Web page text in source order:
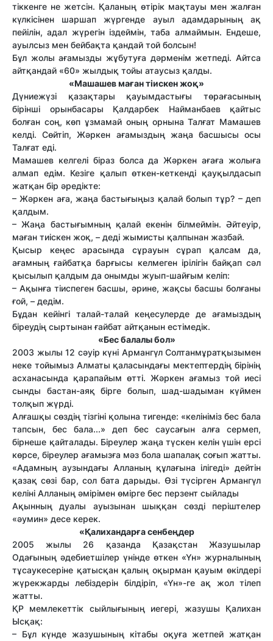
тіккенге не жетсін. Қаланың өтірік мақтауы мен жалған
күлкісінен шаршап жүргенде ауыл адамдарының ақ
пейілін, адал жүрегін іздеймін, таба алмаймын. Ендеше,
ауылсыз мен бейбақта қандай той болсын!
Бұл жолы ағамызды жұбутуға дәрменім жетпеді. Айтса
айтқандай «60» жылдық тойы атаусыз қалды.
«Машашев маған тіискен жоқ»
Дүниежүзі қазақтары қауымдастығы төрағасының
бірінші орынбасары Қалдарбек Найманбаев қайтыс
болған соң, көп ұзмамай оның орнына Талғат Мамашев
келді. Сөйтіп, Жәркен ағамыздың жаңа басшысы осы
Талғат еді.
Мамашев келгелі біраз болса да Жәркен ағаға жолыға
алмап едім. Кезіге қалып өткен-кеткенді қауқылдасып
жатқан бір әредікте:
– Жәркен аға, жаңа бастығыңыз қалай болып тұр? – деп
қалдым.
– Жаңа бастығымның қалай екенін білмеймін. Әйтеуір,
маған тиіскен жоқ, – деді жымисты қалпынан жазбай.
Қысыр кеңес арасында сұрауын сұрап қалсам да,
ағамның ғайбатқа барғысы келмеген ірілігін байқап сәл
қысылып қалдым да онымды жуып-шайғым келіп:
– Ақынға тіиспеген басшы, әрине, жақсы басшы болғаны
ғой, – дедім.
Бұдан кейінгі талай-талай кеңесулерде де ағамыздың
біреудің сыртынан ғайбат айтқанын естімедік.
«Бес балалы бол»
2003 жылы 12 сәуір күні Армангүл Солтанмұратқызымен
неке тойымыз Алматы қаласындағы мектептердің бірінің
асханасында қарапайым өтті. Жәркен ағамыз той иесі
сынды бастан-аяқ бірге болып, шад-шадыман күймен
толқып жүрді.
Алғашқы сөздің тізгіні қолына тигенде: «келініміз бес бала
тапсын, бес бала...» деп бес саусағын алға сермеп,
бірнеше қайталады. Біреулер жаңа түскен келін үшін ерсі
көрсе, біреулер ағамызға мәз бола шапалақ соғып жатты.
«Адамның аузындағы Алланың құлағына ілігеді» дейтін
қазақ сөзі бар, сол бата дарыды. Өзі түсірген Армангүл
келіні Алланың әмірімен өмірге бес перзент сыйлады
Ақынның дуалы ауызынан шыққан сөзді періштелер
«әумин» десе керек.
«Қалихандарға сенбеңдер
2005 жылы 26 қазанда Қазақстан Жазушылар
Одағының әдебиетшілер үнінде өткен «Үн» журналының
тұсаукесеріне қатысқан қалың оқырман қауым өкілдері
жүрекжарды лебіздерін білдіріп, «Үн»-ге ақ жол тілеп
жатты.
ҚР мемлекеттік сыйлығының иегері, жазушы Қалихан
Ысқақ:
– Бұл күнде жазушының кітабы оқуға жетпей жатқан